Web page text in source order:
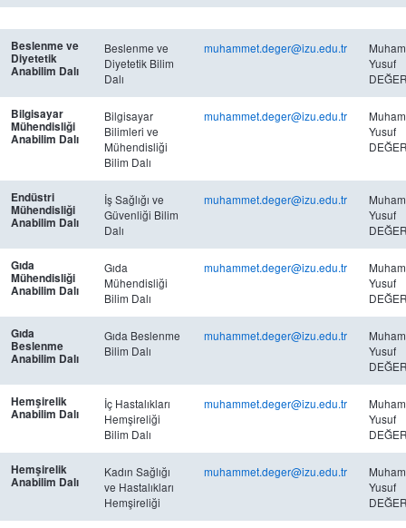
Beslenme ve
Diyetetik
Anabilim Dalı
Beslenme ve
Diyetetik Bilim
Dalı
muhammet.deger@izu.edu.tr
Yusuf
Bilgisayar
Mühendisliği
Anabilim Dalı
Bilgisayar
Bilimleri ve
Mühendisliği
Bilim Dalı
muhammet.deger@izu.edu.tr
Yusuf
Endüstri
Mühendisliği
Anabilim Dalı
İş Sağlığı ve
Güvenliği Bilim
Dalı
muhammet.deger@izu.edu.tr
Yusuf
Gıda
Mühendisliği
Anabilim Dalı
Gıda
Mühendisliği
Bilim Dalı
muhammet.deger@izu.edu.tr
Yusuf
Gıda
Beslenme
Anabilim Dalı
Gıda Beslenme
Bilim Dalı
muhammet.deger@izu.edu.tr
Yusuf
Hemşirelik
Anabilim Dalı
İç Hastalıkları
Hemşireliği
Bilim Dalı
muhammet.deger@izu.edu.tr
Yusuf
Hemşirelik
Anabilim Dalı
Kadın Sağlığı
ve Hastalıkları
Hemşireliği
muhammet.deger@izu.edu.tr
Yusuf